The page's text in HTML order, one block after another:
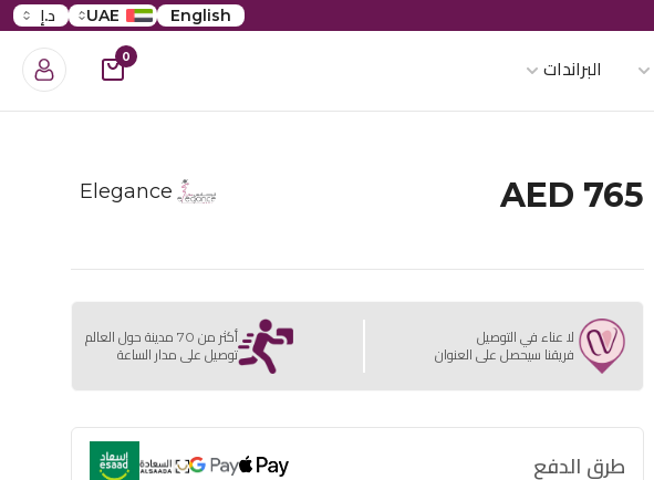
English
UAE د.إ
البراندات
0
AED 765
Elegance
لا عناء في التوصيل
فريقنا سيحصل على العنوان
أكثر من 70 مدينة حول العالم
توصيل على مدار الساعة
طرق الدفع